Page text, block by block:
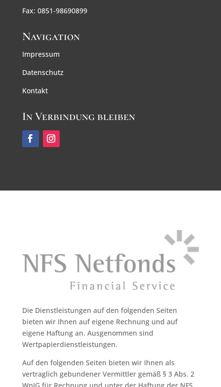
Fax: 0851-98690899
Navigation
Impressum
Datenschutz
Kontakt
In Verbindung bleiben
Die Dienstleistungen auf den folgenden Seiten
bieten wir Ihnen auf eigene Rechnung und auf
eigene Haftung an. Ausgenommen sind
Wertpapierdienstleistungen.
Auf den folgenden Seiten bieten wir Ihnen als
vertraglich gebundener Vermittler gemäß § 3 Abs. 2